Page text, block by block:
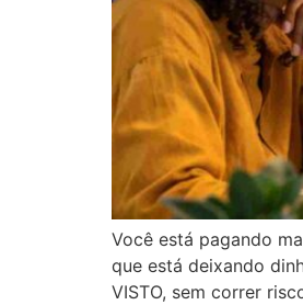
Você está pagando
que está deixando
VISTO, sem correr